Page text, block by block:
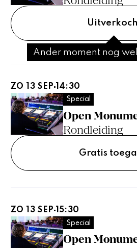
Ander moment nog
Open
Rondleiding
Special
Gratis
ZO 13 SEP 14:30
Open
Special
ZO 13 SEP 15:30